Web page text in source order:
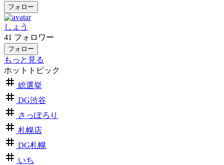
フォロー
しょう
41 フォロワー
フォロー
もっと見る
ホットトピック
総選挙
DG渋谷
さっぽろり
札幌店
DG札幌
いち